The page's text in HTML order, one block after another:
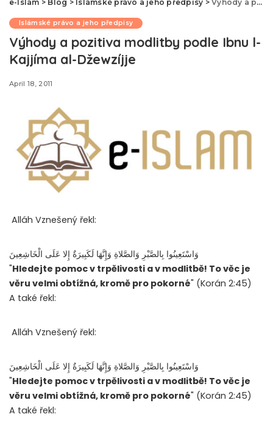
e-Islám > Blog > Islámské právo a jeho předpisy >Výhody a pozitiva modlitby podle Ibnu l-Kajjíma al-Džewzíjje
Islámské právo a jeho předpisy
Výhody a pozitiva modlitby podle Ibnu l-
Kajjíma al-Džewzíjje
April 18, 2011
Alláh Vznešený řekl:
وَاسْتَعِينُوا بِالصَّبْرِ وَالصَّلاةِ وَإِنَّهَا لَكَبِيرَةٌ إِلا عَلَى الْخَاشِعِينَ
"Hledejte pomoc v trpělivosti a v modlitbě! To věc je
věru velmi obtížná, kromě pro pokorné" (Korán 2:45)
A také řekl:
Alláh Vznešený řekl:
وَاسْتَعِينُوا بِالصَّبْرِ وَالصَّلاةِ وَإِنَّهَا لَكَبِيرَةٌ إِلا عَلَى الْخَاشِعِينَ
"Hledejte pomoc v trpělivosti a v modlitbě! To věc je
věru velmi obtížná, kromě pro pokorné" (Korán 2:45)
A také řekl: